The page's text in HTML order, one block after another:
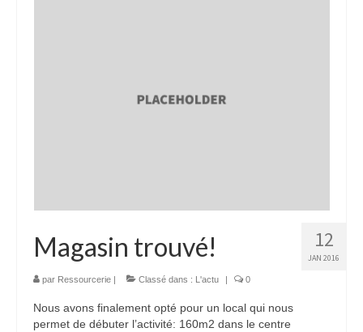
12
JAN 2016
Magasin trouvé!
par Ressourcerie | Classé dans : L'actu | 0
Nous avons finalement opté pour un local qui nous
permet de débuter l’activité: 160m2 dans le centre